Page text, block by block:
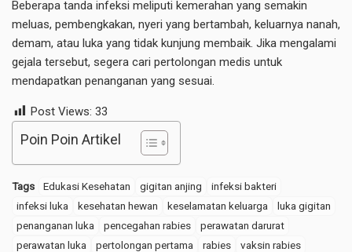
Beberapa tanda infeksi meliputi kemerahan yang semakin
meluas, pembengkakan, nyeri yang bertambah, keluarnya nanah,
demam, atau luka yang tidak kunjung membaik. Jika mengalami
gejala tersebut, segera cari pertolongan medis untuk
mendapatkan penanganan yang sesuai.
Post Views: 33
Poin Poin Artikel
Tags Edukasi Kesehatan gigitan anjing
infeksi bakteri
infeksi luka
kesehatan hewan keselamatan keluarga
luka gigitan
penanganan luka
pencegahan rabies
perawatan darurat
perawatan luka
pertolongan pertama rabies vaksin rabies